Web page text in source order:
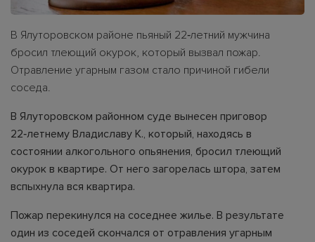
В Ялуторовском районе пьяный 22‑летний мужчина
бросил тлеющий окурок, который вызвал пожар.
Отравление угарным газом стало причиной гибели
соседа.
В Ялуторовском районном суде вынесен приговор
22‑летнему Владиславу К., который, находясь в
состоянии алкогольного опьянения, бросил тлеющий
окурок в квартире. От него загорелась штора, затем
вспыхнула вся квартира.
Пожар перекинулся на соседнее жилье. В результате
один из соседей скончался от отравления угарным